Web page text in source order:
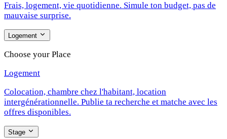
Frais, logement, vie quotidienne. Simule ton budget, pas de
mauvaise surprise.
Logement
Choose your Place
Logement
Colocation, chambre chez l'habitant, location
intergénérationnelle. Publie ta recherche et matche avec les
offres disponibles.
Stage